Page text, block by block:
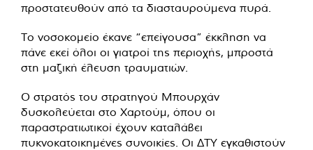
προστατευθούν από τα διασταυρούμενα πυρά.
Το νοσοκομείο έκανε “επείγουσα” έκκληση να
πάνε εκεί όλοι οι γιατροί της περιοχής, μπροστά
στη μαζική έλευση τραυματιών.
Ο στρατός του στρατηγού Μπουρχάν
δυσκολεύεται στο Χαρτούμ, όπου οι
παραστρατιωτικοί έχουν καταλάβει
πυκνοκατοικημένες συνοικίες. Οι ΔΤΥ εγκαθιστούν